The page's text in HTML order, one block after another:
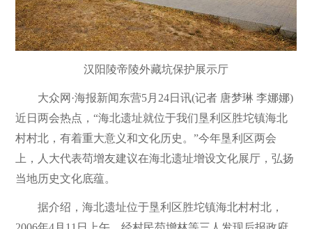
汉阳陵帝陵外藏坑保护展示厅
大众网·海报新闻东营5月24日讯(记者 唐梦琳 李娜娜)
近日两会热点，“海北遗址就位于我们垦利区胜坨镇海北
村村北，有着重大意义和文化历史。”今年垦利区两会
上，人大代表苟增友建议在海北遗址增设文化展厅，弘扬
当地历史文化底蕴。
据介绍，海北遗址位于垦利区胜坨镇海北村村北，